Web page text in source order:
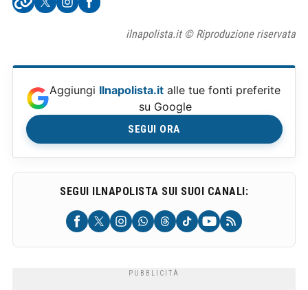
ilnapolista.it © Riproduzione riservata
Aggiungi Ilnapolista.it alle tue fonti preferite
su Google
SEGUI ORA
SEGUI ILNAPOLISTA SUI SUOI CANALI: